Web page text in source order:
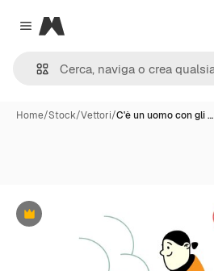
Close menu
Magnific
Home/Stock/Vettori/C'è un uomo con gli …
Premium